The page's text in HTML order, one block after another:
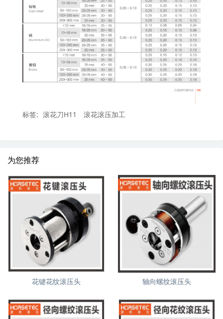
标签: 滚花刀H11 滚花滚压加工
为您推荐
花键花纹滚压头 轴向螺纹滚压头